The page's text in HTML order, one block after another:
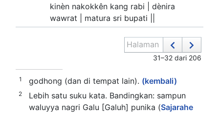
kinèn nakokkên kang rabi | dènira
wawrat | matura sri bupati ||
Halaman
31–32 dari 206
1 godhong (dan di tempat lain). (kembali)
2
Lebih satu suku kata. Bandingkan: sampun
waluyya nagri Galu [Galuh] punika (Sajarahe